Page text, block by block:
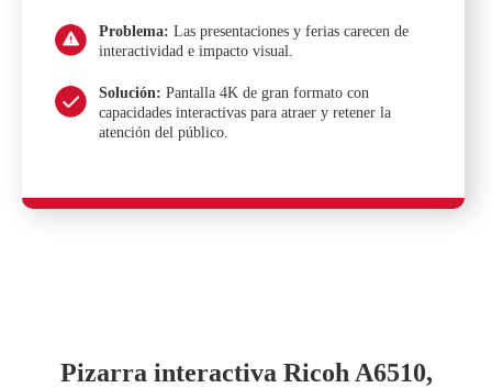
Problema: Las presentaciones y ferias carecen de
interactividad e impacto visual.
Solución: Pantalla 4K de gran formato con
capacidades interactivas para atraer y retener la
atención del público.
Pizarra interactiva Ricoh A6510,